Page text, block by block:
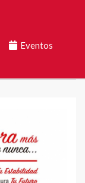
Eventos